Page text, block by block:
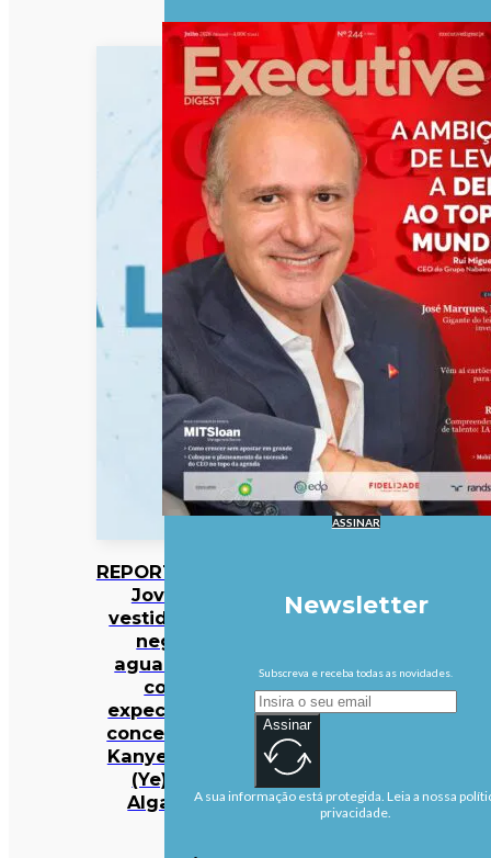
REPORTAGEM:
Jovens
vestidos de
negro
aguardam
com
expectativa
concerto de
Kanye West
(Ye) no
Algarve
ASSINAR
Newsletter
Subscreva e receba todas as novidades.
Assinar
A sua informação está protegida. Leia a nossa
privacidade.